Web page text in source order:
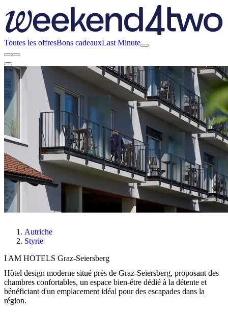
Toutes les offresBons cadeauxLast Minute
Autriche
Styrie
I AM HOTELS Graz-Seiersberg
Hôtel design moderne situé près de Graz-Seiersberg, proposant des
chambres confortables, un espace bien-être dédié à la détente et
bénéficiant d'un emplacement idéal pour des escapades dans la
région.